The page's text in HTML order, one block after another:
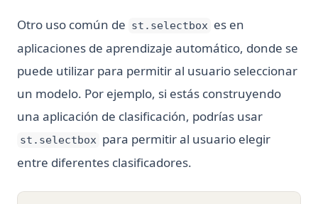
Otro uso común de st.selectbox es en
aplicaciones de aprendizaje automático, donde se
puede utilizar para permitir al usuario seleccionar
un modelo. Por ejemplo, si estás construyendo
una aplicación de clasificación, podrías usar
st.selectbox para permitir al usuario elegir
entre diferentes clasificadores.